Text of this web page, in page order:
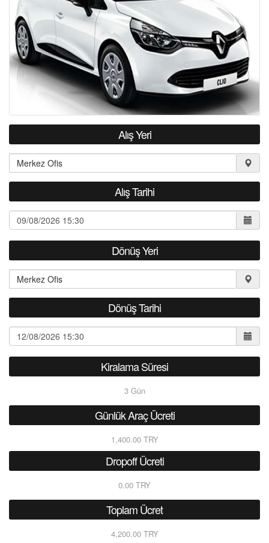
HAKKIMIZDA
S.S.S.
Alış Yeri
Alış Tarihi
Dönüş Yeri
Dönüş Tarihi
Kiralama Süresi
3Gün
Günlük Araç Ücreti
1,400.00 TRY
Dropoff Ücreti
0.00 TRY
Toplam Ücret
4,200.00 TRY